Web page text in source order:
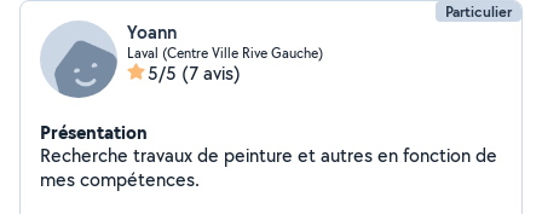
Particulier
Yoann
Laval (Centre Ville Rive Gauche)
5/5 (7 avis)
Présentation
Recherche travaux de peinture et autres en fonction de
mes compétences.